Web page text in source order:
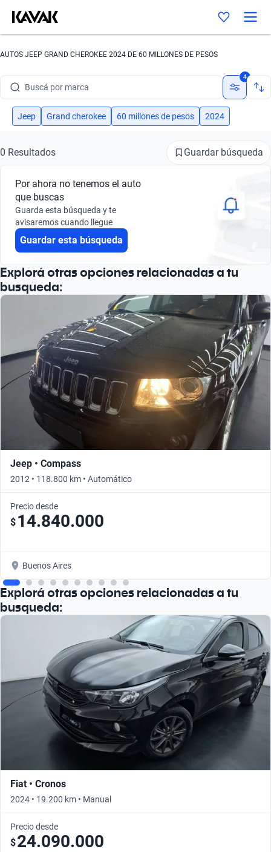
AUTOS JEEP GRAND CHEROKEE 2024 DE 60 MILLONES DE PESOS
Buscá por modelo
Buscá por versión
Buscá por modelo
Buscá por versión
Buscá por año
4
Jeep Grand cherokee 60 millones de pesos 2024
0 Resultados Guardar búsqueda
Por ahora no tenemos el auto
que buscas
Guarda esta búsqueda y te
avisaremos cuando llegue
Guardar esta búsqueda
Explorá otras opciones relacionadas a tu
busqueda:
Jeep • Compass
2012 • 118.800 km • Automático
Precio desde
$ 14.840.000
Buenos Aires
Explorá otras opciones relacionadas a tu
busqueda:
Fiat • Cronos
2024 • 19.200 km • Manual
Precio desde
$24.090.000